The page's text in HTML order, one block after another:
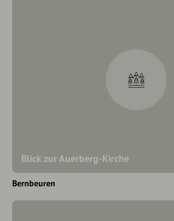
Blick zur Auerberg-Kirche
Bernbeuren